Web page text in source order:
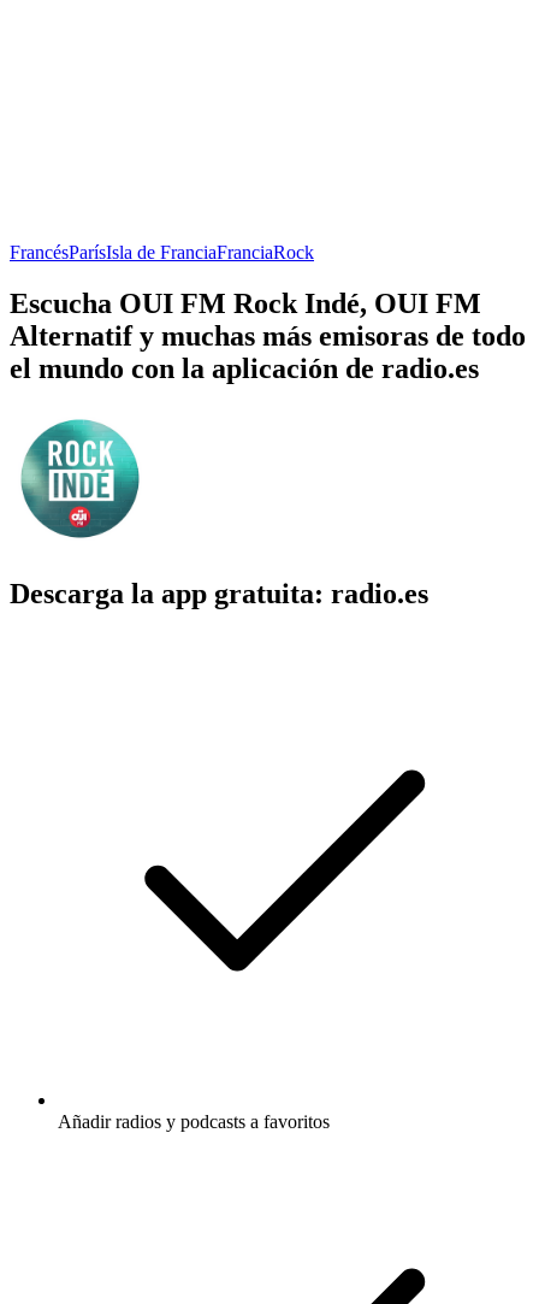
FrancésParísIsla de FranciaFranciaRock
Escucha OUI FM Rock Indé, OUI FM
Alternatif y muchas más emisoras de todo
el mundo con la aplicación de radio.es
Descarga la app gratuita: radio.es
Añadir radios y podcasts a favoritos